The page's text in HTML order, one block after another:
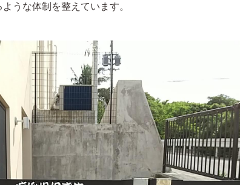
うな体制を整えています。